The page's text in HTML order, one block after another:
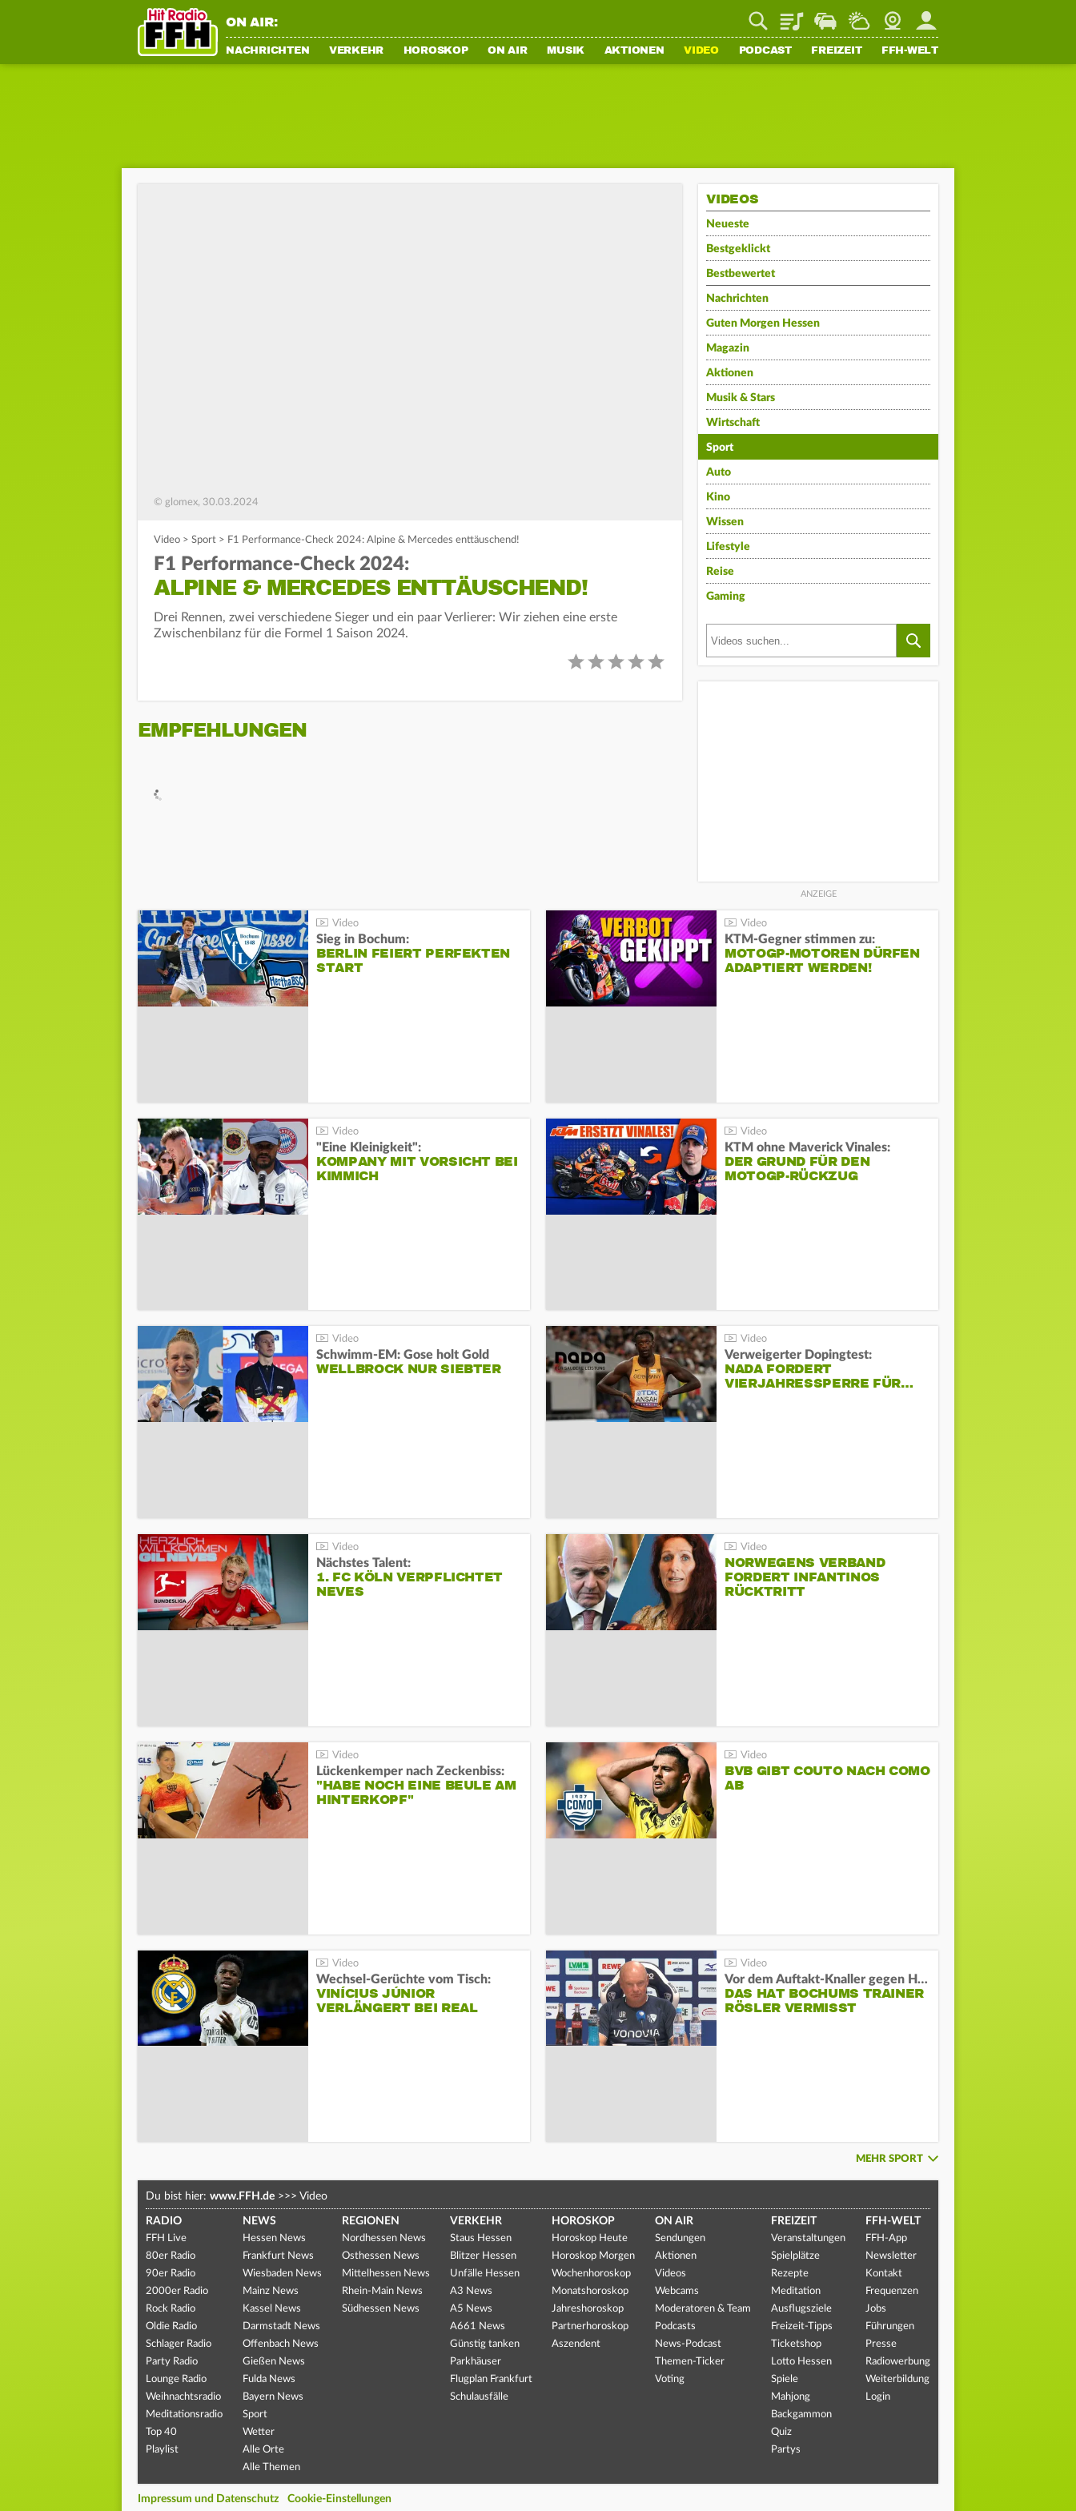
ON AIR: PlaylistStaupilotWetterWebcamMein FFH
NACHRICHTEN VERKEHR HOROSKOP ON AIR MUSIK AKTIONEN VIDEO PODCAST FREIZEIT FFH-WELT
© glomex, 30.03.2024
Video > Sport > F1 Performance-Check 2024: Alpine & Mercedes enttäuschend!
F1 Performance-Check 2024:
ALPINE & MERCEDES ENTTÄUSCHEND!
Drei Rennen, zwei verschiedene Sieger und ein paar Verlierer: Wir ziehen eine erste
Zwischenbilanz für die Formel 1 Saison 2024.
EMPFEHLUNGEN
VIDEOS
Neueste
Bestgeklickt
Bestbewertet
Nachrichten
Guten Morgen Hessen
Magazin
Aktionen
Musik & Stars
Wirtschaft
Sport
Auto
Kino
Wissen
Lifestyle
Reise
Gaming
Sieg in Bochum:
BERLIN FEIERT PERFEKTEN
START
KTM-Gegner stimmen zu:
MOTOGP-MOTOREN DÜRFEN
ADAPTIERT WERDEN!
"Eine Kleinigkeit":
KOMPANY MIT VORSICHT BEI
KIMMICH
KTM ohne Maverick Vinales:
DER GRUND FÜR DEN
MOTOGP-RÜCKZUG
Schwimm-EM: Gose holt Gold
WELLBROCK NUR SIEBTER
Verweigerter Dopingtest:
NADA FORDERT
VIERJAHRESSPERRE FÜR…
Nächstes Talent:
1. FC KÖLN VERPFLICHTET
NEVES
NORWEGENS VERBAND
FORDERT INFANTINOS
RÜCKTRITT
Lückenkemper nach Zeckenbiss:
"HABE NOCH EINE BEULE AM
HINTERKOPF"
BVB GIBT COUTO NACH COMO
AB
Wechsel-Gerüchte vom Tisch:
VINÍCIUS JÚNIOR
VERLÄNGERT BEI REAL
Vor dem Auftakt-Knaller gegen Hertha:
DAS HAT BOCHUMS TRAINER
RÖSLER VERMISST
MEHR SPORT
Du bist hier: www.FFH.de >>> Video
RADIO
FFH Live
80er Radio
90er Radio
2000er Radio
Rock Radio
Oldie Radio
Schlager Radio
Party Radio
Lounge Radio
Weihnachtsradio
Meditationsradio
Top 40
Playlist
NEWS
Hessen News
Frankfurt News
Wiesbaden News
Mainz News
Kassel News
Darmstadt News
Offenbach News
Gießen News
Fulda News
Bayern News
Sport
Wetter
Alle Orte
Alle Themen
REGIONEN
Nordhessen News
Osthessen News
Mittelhessen News
Rhein-Main News
Südhessen News
VERKEHR
Staus Hessen
Blitzer Hessen
Unfälle Hessen
A3 News
A5 News
A661 News
Günstig tanken
Parkhäuser
Flugplan Frankfurt
Schulausfälle
HOROSKOP
Horoskop Heute
Horoskop Morgen
Wochenhoroskop
Monatshoroskop
Jahreshoroskop
Partnerhoroskop
Aszendent
ON AIR
Sendungen
Aktionen
Videos
Webcams
Moderatoren & Team
Podcasts
News-Podcast
Themen-Ticker
Voting
FREIZEIT
Veranstaltungen
Spielplätze
Rezepte
Meditation
Ausflugsziele
Freizeit-Tipps
Ticketshop
Lotto Hessen
Spiele
Mahjong
Backgammon
Quiz
Partys
FFH-WELT
FFH-App
Newsletter
Kontakt
Frequenzen
Jobs
Führungen
Presse
Radiowerbung
Weiterbildung
Login
Impressum und Datenschutz Cookie-Einstellungen